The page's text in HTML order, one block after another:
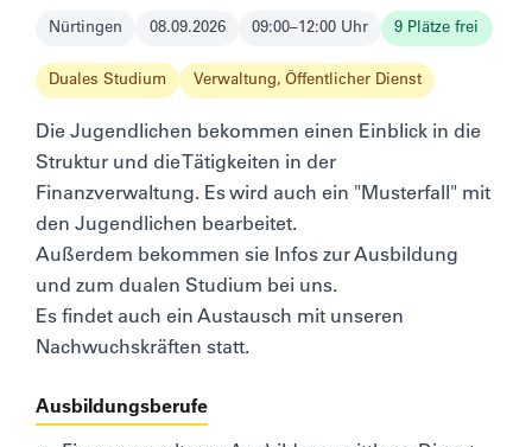
Nürtingen 08.09.2026 09:00–12:00 Uhr 9 Plätze frei
Duales Studium Verwaltung, Öffentlicher Dienst
Die Jugendlichen bekommen einen Einblick in die
Struktur und die Tätigkeiten in der
Finanzverwaltung. Es wird auch ein "Musterfall" mit
den Jugendlichen bearbeitet.
Außerdem bekommen sie Infos zur Ausbildung
und zum dualen Studium bei uns.
Es findet auch ein Austausch mit unseren
Nachwuchskräften statt.
Ausbildungsberufe